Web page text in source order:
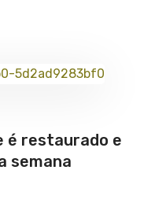
é restaurado e
semana